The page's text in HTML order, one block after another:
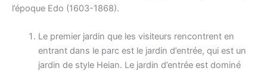
l’époque Edo (1603-1868).
Le premier jardin que les visiteurs rencontrent en
entrant dans le parc est le jardin d’entrée, qui est un
jardin de style Heian. Le jardin d’entrée est dominé